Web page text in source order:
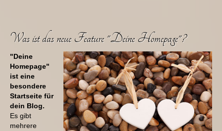
Was ist das neue Feature "Deine Homepage"?
"Deine
Homepage"
ist eine
besondere
Startseite für
dein Blog.
Es gibt
mehrere